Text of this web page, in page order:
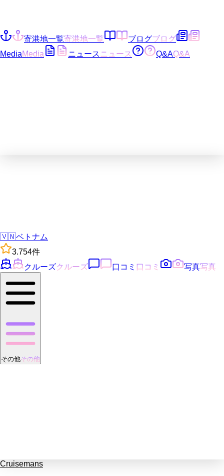
寄港地一覧寄港地一覧 ブログブログ
MediaMedia ニュースニュース Q&AQ&A
🇻🇳ベトナム
3.754件
クルーズクルーズ 口コミ 口コミ 写真写真
その他その他
Cruisemans